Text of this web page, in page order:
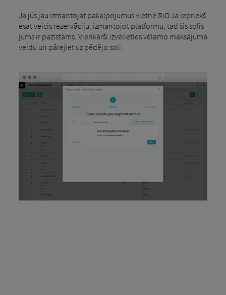
Ja jūs jau izmantojat pakalpojumus vietnē RIO Ja iepriekš
esat veicis rezervāciju, izmantojot platformu, tad šis solis
jums ir pazīstams. Vienkārši izvēlieties vēlamo maksājuma
veidu un pārejiet uz pēdējo soli.